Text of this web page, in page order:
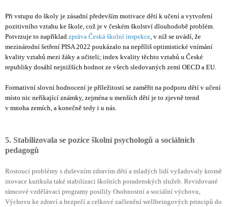
Při vstupu do školy je zásadní především motivace dětí k učení a vytvoření
pozitivního vztahu ke škole, což je v českém školství dlouhodobě problém.
Potvrzuje to například zpráva Česká školní inspekce , v níž se uvádí, že
mezinárodní šetření PISA 2022 poukázalo na nepříliš optimistické vnímání
kvality vztahů mezi žáky a učiteli; index kvality těchto vztahů u České
republiky dosáhl nejnižších hodnot ze všech sledovaných zemí OECD a EU.
Formativní slovní hodnocení je příležitostí se zaměřit na podporu dětí v učení
místo nic neříkající známky, zejména u menších dětí je to zjevně trend
v mnoha zemích, a konečně tedy i u nás.
5. Stabilizovala se pozice školní psychologů a sociálních
pedagogů
Rostoucí problémy s duševním zdravím dětí a mladých lidí vyžadovaly kromě
inovace kurikula také stabilizaci školních poradenských služeb. Revidované
rámcové vzdělávací programy posílily Osobnostní a sociální výchovu,
Výchovu ke zdraví a bezpečí a celkové začlenění wellbeingových principů do